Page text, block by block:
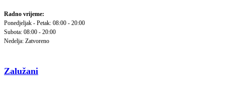
Radno vrijeme:
Ponedjeljak - Petak: 08:00 - 20:00
Subota: 08:00 - 20:00
Nedelja: Zatvoreno
Zalužani